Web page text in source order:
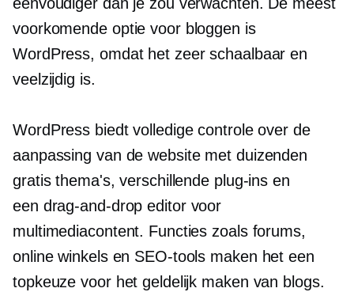
voorkomende optie voor bloggen is
WordPress, omdat het zeer schaalbaar en
veelzijdig is.
WordPress biedt volledige controle over de
aanpassing van de website met duizenden
gratis thema's, verschillende plug-ins en
een drag-and-drop editor voor
multimediacontent. Functies zoals forums,
online winkels en SEO-tools maken het een
topkeuze voor het geldelijk maken van blogs.